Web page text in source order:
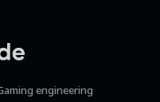
engineering